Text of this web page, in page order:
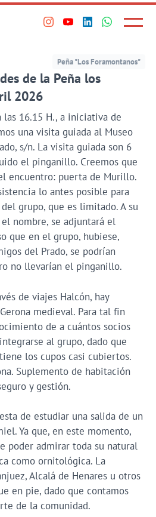
Visita
perfil
en
Visita
perfil
en
Visita
perfil
en
Visita
perfil
Menú
Peña "Los Foramontanos"
de la Peña los
2026
16.15 H., a iniciativa de
una visita guiada al Museo
s/n. La visita guiada son 6
el pinganillo. Creemos que
encuentro: puerta de Murillo.
lo antes posible para
grupo, que es limitado. A su
nombre, se adjuntará el
que en el grupo, hubiese,
del Prado, se podrían
no llevarían el pinganillo.
de viajes Halcón, hay
medieval. Para tal fin
de a cuántos socios
al grupo, dado que
los cupos casi cubiertos.
Suplemento de habitación
y gestión.
de estudiar una salida de un
Ya que, en este momento,
poder admirar toda su natural
como ornitológica. La
Alcalá de Henares u otros
en pie, dado que contamos
de la comunidad.